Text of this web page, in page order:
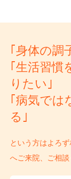
｢身体の調
｢生活習慣
りたい｣
｢病気では
る｣
という方はよろ
へご来院、ご相談